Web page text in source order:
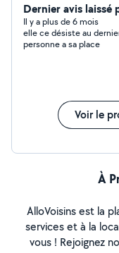
des soirées pour des baby-
même apporter de
les cours à vos
(mathématiques,
lycée, je suis en
littérature et
Dernier avis laissé
Il y a plus de 6 mois
elle ce désiste au
personne a sa place
Voir le
À
AlloVoisins est la
services et à la
vous ! Rejoignez